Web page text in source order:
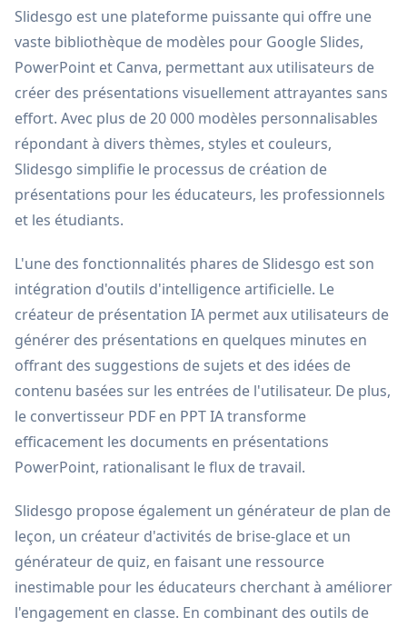
Slidesgo est une plateforme puissante qui offre une
vaste bibliothèque de modèles pour Google Slides,
PowerPoint et Canva, permettant aux utilisateurs de
créer des présentations visuellement attrayantes sans
effort. Avec plus de 20 000 modèles personnalisables
répondant à divers thèmes, styles et couleurs,
Slidesgo simplifie le processus de création de
présentations pour les éducateurs, les professionnels
et les étudiants.
L'une des fonctionnalités phares de Slidesgo est son
intégration d'outils d'intelligence artificielle. Le
créateur de présentation IA permet aux utilisateurs de
générer des présentations en quelques minutes en
offrant des suggestions de sujets et des idées de
contenu basées sur les entrées de l'utilisateur. De plus,
le convertisseur PDF en PPT IA transforme
efficacement les documents en présentations
PowerPoint, rationalisant le flux de travail.
Slidesgo propose également un générateur de plan de
leçon, un créateur d'activités de brise-glace et un
générateur de quiz, en faisant une ressource
inestimable pour les éducateurs cherchant à améliorer
l'engagement en classe. En combinant des outils de